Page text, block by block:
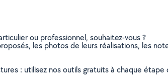
ou professionnel, souhaitez-vous ?
les photos de leurs réalisations, les
: utilisez nos outils gratuits à chaque étape